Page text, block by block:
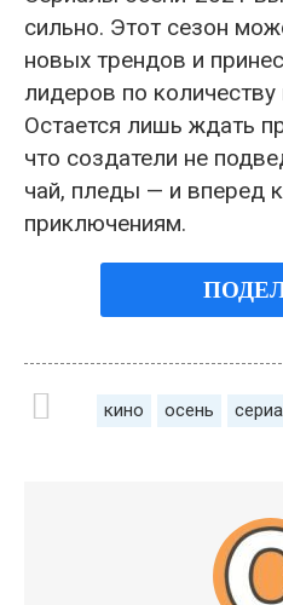
сильно. Этот сезон
новых трендов и
лидеров по
Остается лишь ждать
что создатели не
чай, пледы — и вперед
приключениям.
кино осень